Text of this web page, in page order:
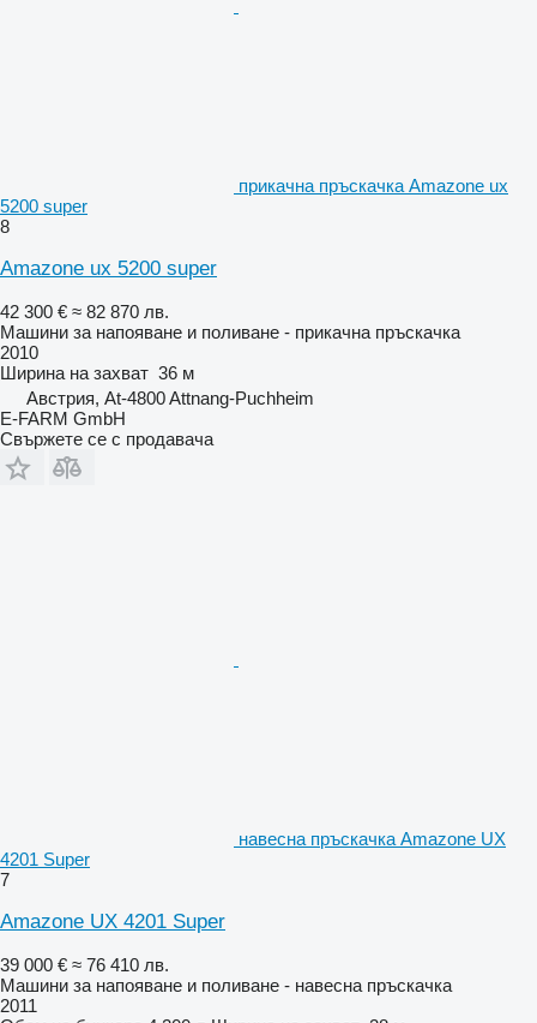
прикачна пръскачка Amazone ux
5200 super
8
Amazone ux 5200 super
42 300 € ≈ 82 870 лв.
Машини за напояване и поливане - прикачна пръскачка
2010
Ширина на захват 36 м
Австрия, At-4800 Attnang-Puchheim
E-FARM GmbH
Свържете се с продавача
навесна пръскачка Amazone UX
4201 Super
7
Amazone UX 4201 Super
39 000 € ≈ 76 410 лв.
Машини за напояване и поливане - навесна пръскачка
2011